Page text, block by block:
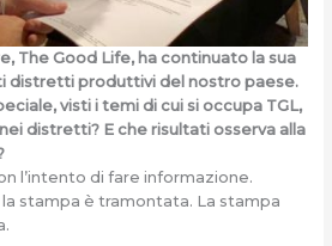
The Good Life, ha continuato la sua
distretti produttivi del nostro paese.
visti i temi di cui si occupa TGL,
distretti? E che risultati osserva alla
l’intento di fare informazione.
stampa è tramontata. La stampa